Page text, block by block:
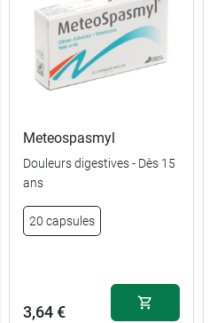
Meteospasmyl
Douleurs digestives - Dès 15
ans
20 capsules
3,64 €